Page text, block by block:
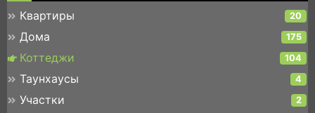
Квартиры 20
Дома 175
Коттеджи 104
Таунхаусы 4
Участки 2